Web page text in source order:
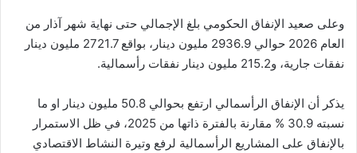
وعلى صعيد الإنفاق الحكومي بلغ الإجمالي حتى نهاية شهر آذار من
العام 2026 حوالي 2936.9 مليون دينار، بواقع 2721.7 مليون دينار
نفقات جارية، و215.2 مليون دينار نفقات رأسمالية.
يذكر أن الإنفاق الرأسمالي ارتفع بحوالي 50.8 مليون دينار او ما
نسبته 30.9 % مقارنة بالفترة ذاتها من 2025، في ظل الاستمرار
بالإنفاق على المشاريع الرأسمالية لرفع وتيرة النشاط الاقتصادي